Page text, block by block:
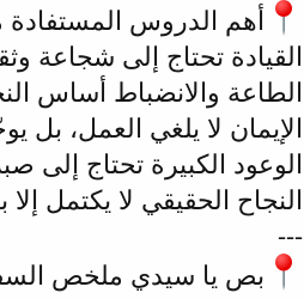
أهم الدروس المستفادة
القيادة تحتاج إلى شجاعة
الطاعة والانضباط أساس
الإيمان لا يلغي العمل، بل
الوعود الكبيرة تحتاج إلى
النجاح الحقيقي لا يكتمل
---
بص يا سيدي ملخص